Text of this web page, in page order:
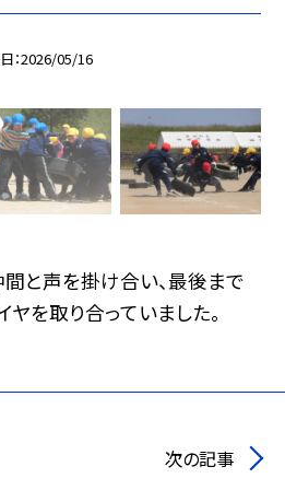
2026/05/16
と声を掛け合い、最後まで
ヤを取り合っていました。
次の記事